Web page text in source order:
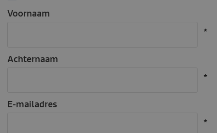
Voornaam
Achternaam
E-mailadres